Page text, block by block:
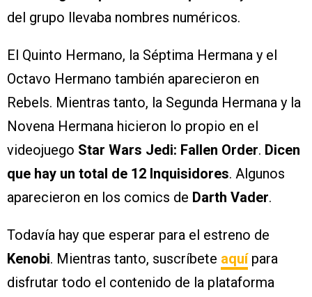
del grupo llevaba nombres numéricos.
El Quinto Hermano, la Séptima Hermana y el
Octavo Hermano también aparecieron en
Rebels. Mientras tanto, la Segunda Hermana y la
Novena Hermana hicieron lo propio en el
videojuego Star Wars Jedi: Fallen Order. Dicen
que hay un total de 12 Inquisidores. Algunos
aparecieron en los comics de Darth Vader.
Todavía hay que esperar para el estreno de
Kenobi. Mientras tanto, suscríbete aquípara
disfrutar todo el contenido de la plataforma